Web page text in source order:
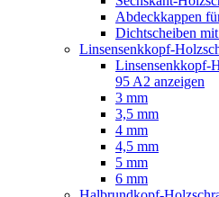
Abdeckkappen
Dichtscheiben
Linsensenkkopf-
Linsensenkkopf-
95 A2 anzeigen
3 mm
3,5 mm
4 mm
4,5 mm
5 mm
6 mm